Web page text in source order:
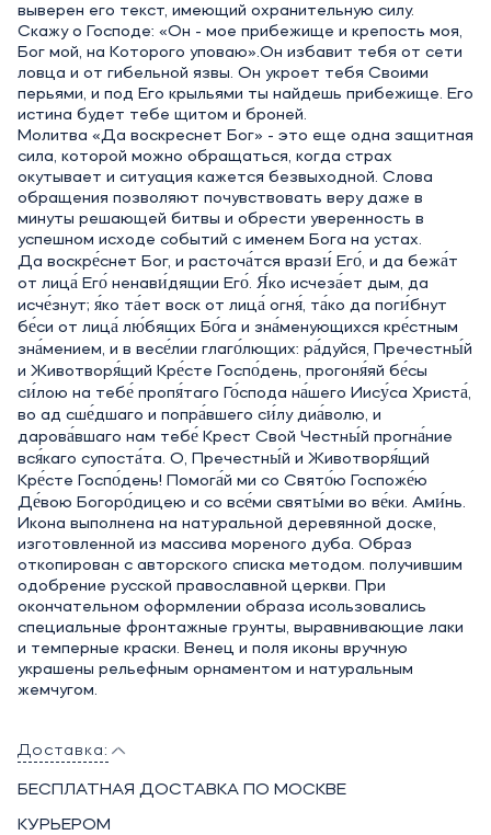
выверен его текст, имеющий охранительную силу.
Скажу о Господе: «Он - мое прибежище и крепость моя,
Бог мой, на Которого уповаю».Он избавит тебя от сети
ловца и от гибельной язвы. Он укроет тебя Своими
перьями, и под Его крыльями ты найдешь прибежище. Его
истина будет тебе щитом и броней.
Молитва «Да воскреснет Бог» - это еще одна защитная
сила, которой можно обращаться, когда страх
окутывает и ситуация кажется безвыходной. Слова
обращения позволяют почувствовать веру даже в
минуты решающей битвы и обрести уверенность в
успешном исходе событий с именем Бога на устах.
Да воскре́снет Бог, и расточа́тся врази́ Его́, и да бежа́т
от лица́ Его́ ненави́дящии Его́. Я́ко исчеза́ет дым, да
исче́знут; я́ко та́ет воск от лица́ огня́, та́ко да поги́бнут
бе́си от лица́ лю́бящих Бо́га и зна́менующихся кре́стным
зна́мением, и в весе́лии глаго́лющих: ра́дуйся, Пречестны́й
и Животворя́щий Кре́сте Госпо́день, прогоня́яй бе́сы
си́лою на тебе́ пропя́таго Го́спода на́шего Иису́са Христа́,
во ад сше́дшаго и попра́вшего си́лу диа́волю, и
дарова́вшаго нам тебе́ Крест Свой Честны́й прогна́ние
вся́каго супоста́та. О, Пречестны́й и Животворя́щий
Кре́сте Госпо́день! Помога́й ми со Свято́ю Госпоже́ю
Де́вою Богоро́дицею и со все́ми святы́ми во ве́ки. Ами́нь.
Икона выполнена на натуральной деревянной доске,
изготовленной из массива мореного дуба. Образ
откопирован с авторского списка методом. получившим
одобрение русской православной церкви. При
окончательном оформлении образа исользовались
специальные фронтажные грунты, выравнивающие лаки
и темперные краски. Венец и поля иконы вручную
украшены рельефным орнаментом и натуральным
жемчугом.
Доставка:
БЕСПЛАТНАЯ ДОСТАВКА ПО МОСКВЕ
КУРЬЕРОМ